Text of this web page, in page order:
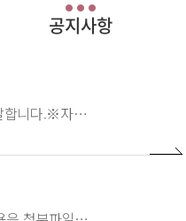
안녕하세요! 전북대학군단에서는 2026년 학군사관 67,68기 후보생을 선발합니다.※자세한 선발 일정은 아래 첨부파일을 참고하시기 바랍니다.※문의사항: 학군단 행정실 063-270